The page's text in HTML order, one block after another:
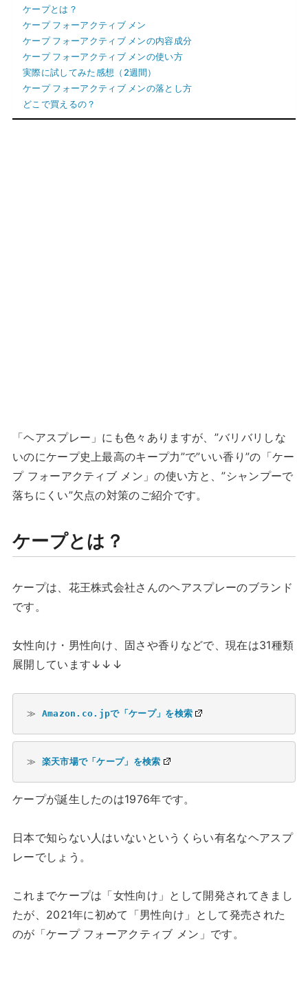
ケープとは？
ケープ フォーアクティブ メン
ケープ フォーアクティブ メンの内容成分
ケープ フォーアクティブ メンの使い方
実際に試してみた感想（2週間）
ケープ フォーアクティブ メンの落とし方
どこで買えるの？
「ヘアスプレー」にも色々ありますが、”バリバリしな
いのにケープ史上最高のキープ力”で”いい香り”の「ケー
プ フォーアクティブ メン」の使い方と、”シャンプーで
落ちにくい”欠点の対策のご紹介です。
ケープとは？
ケープは、花王株式会社さんのヘアスプレーのブランド
です。
女性向け・男性向け、固さや香りなどで、現在は31種類
展開しています↓↓↓
≫ Amazon.co.jpで「ケープ」を検索
≫ 楽天市場で「ケープ」を検索
ケープが誕生したのは1976年です。
日本で知らない人はいないというくらい有名なヘアスプ
レーでしょう。
これまでケープは「女性向け」として開発されてきまし
たが、2021年に初めて「男性向け」として発売された
のが「ケープ フォーアクティブ メン」です。